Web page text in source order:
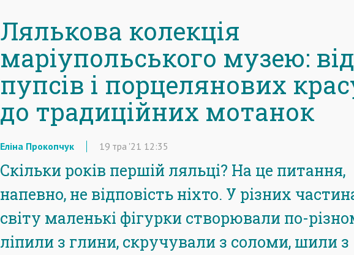
Лялькова колекція
маріупольського музею: від
пупсів і порцелянових
до традиційних мотанок
Еліна Прокопчук 19 тра '21 12:35
Скільки років першій ляльці? На це питання,
напевно, не відповість ніхто. У різних
світу маленькі фігурки створювали по-
ліпили з глини, скручували з соломи, шили з